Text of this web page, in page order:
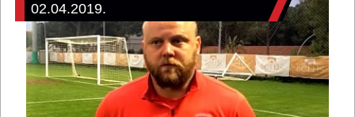
02.04.2019.